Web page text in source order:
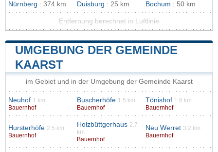
Nürnberg : 374 km Duisburg : 25 km Bochum : 50 km
Entfernung berechnet in Luftlinie
UMGEBUNG DER GEMEINDE
KAARST
im Gebiet und in der Umgebung der Gemeinde Kaarst
Neuhof 1 km
Bauernhof
Buscherhöfe 1.5 km
Bauernhof
Tönishof 1.6 km
Bauernhof
Hursterhöfe 2.5 km
Bauernhof
Holzbüttgerhaus 2.7
km
Bauernhof
Neu Werret 3.2 km
Bauernhof